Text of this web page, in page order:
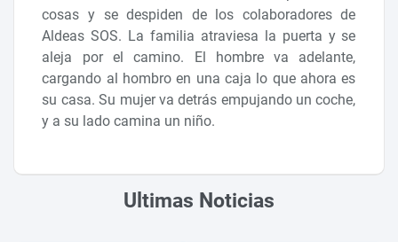
cosas y se despiden de los colaboradores de
Aldeas SOS. La familia atraviesa la puerta y se
aleja por el camino. El hombre va adelante,
cargando al hombro en una caja lo que ahora es
su casa. Su mujer va detrás empujando un coche,
y a su lado camina un niño.
Ultimas Noticias